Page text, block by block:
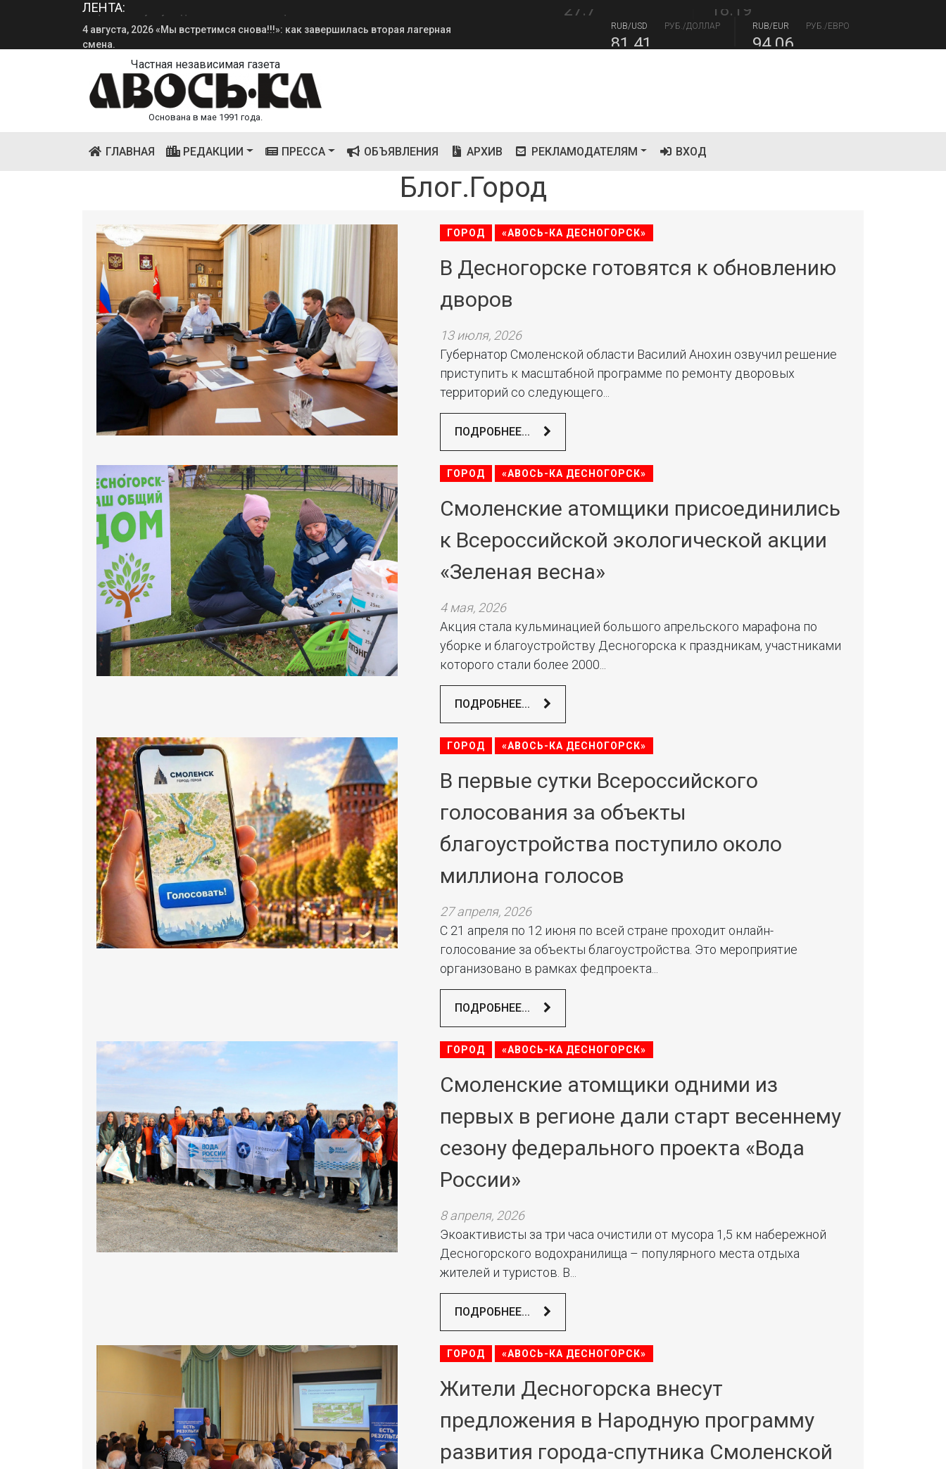
ЛЕНТА:
смена.
РУБ./ДОЛЛАР
81.41 94.06
Частная независимая газета
Основана в мае 1991 года.
ГЛАВНАЯ(CURRENT)РЕДАКЦИИ ПРЕССА ОБЪЯВЛЕНИЯ АРХИВ РЕКЛАМОДАТЕЛЯМ ВХОД
Блог.Город
ГОРОД «АВОСЬ-КА ДЕСНОГОРСК»
В Десногорске готовятся к обновлению
дворов
13 июля, 2026
Губернатор Смоленской области Василий Анохин озвучил решение
приступить к масштабной программе по ремонту дворовых
территорий со следующего...
ПОДРОБНЕЕ...
ГОРОД «АВОСЬ-КА ДЕСНОГОРСК»
Смоленские атомщики присоединились
к Всероссийской экологической акции
«Зеленая весна»
4 мая, 2026
Акция стала кульминацией большого апрельского марафона по
уборке и благоустройству Десногорска к праздникам, участниками
которого стали более 2000...
ПОДРОБНЕЕ...
ГОРОД «АВОСЬ-КА ДЕСНОГОРСК»
В первые сутки Всероссийского
голосования за объекты
благоустройства поступило около
миллиона голосов
27 апреля, 2026
С 21 апреля по 12 июня по всей стране проходит онлайн-
голосование за объекты благоустройства. Это мероприятие
организовано в рамках федпроекта...
ПОДРОБНЕЕ...
ГОРОД «АВОСЬ-КА ДЕСНОГОРСК»
Смоленские атомщики одними из
первых в регионе дали старт весеннему
сезону федерального проекта «Вода
России»
8 апреля, 2026
Экоактивисты за три часа очистили от мусора 1,5 км набережной
Десногорского водохранилища – популярного места отдыха
жителей и туристов. В...
ПОДРОБНЕЕ...
ГОРОД «АВОСЬ-КА ДЕСНОГОРСК»
Жители Десногорска внесут
предложения в Народную программу
развития города-спутника Смоленской